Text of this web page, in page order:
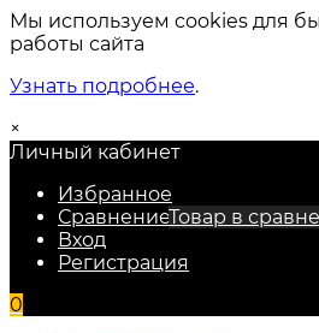
Мы используем cookies для
работы сайта
Узнать подробнее.
×
Личный кабинет
Избранное
СравнениеТовар в
Вход
Регистрация
0